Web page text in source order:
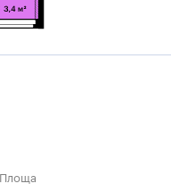
Площа